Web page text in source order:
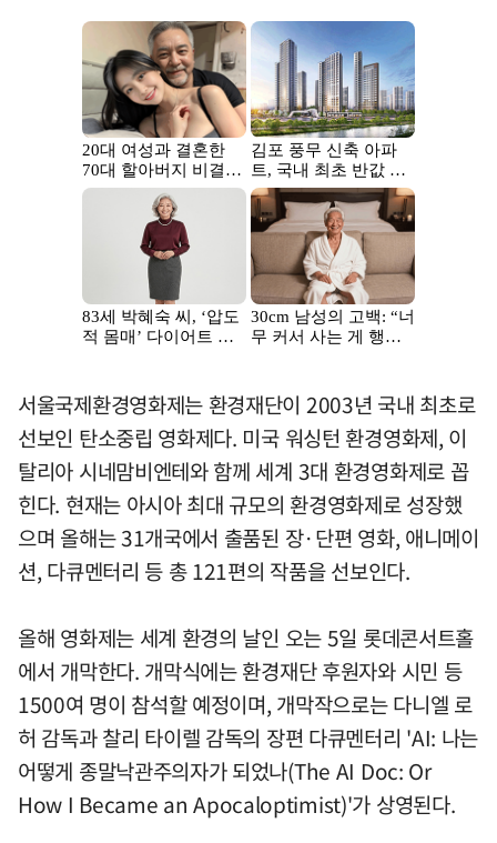
서울국제환경영화제는 환경재단이 2003년 국내 최초로
선보인 탄소중립 영화제다. 미국 워싱턴 환경영화제, 이
탈리아 시네맘비엔테와 함께 세계 3대 환경영화제로 꼽
힌다. 현재는 아시아 최대 규모의 환경영화제로 성장했
으며 올해는 31개국에서 출품된 장·단편 영화, 애니메이
션, 다큐멘터리 등 총 121편의 작품을 선보인다.
올해 영화제는 세계 환경의 날인 오는 5일 롯데콘서트홀
에서 개막한다. 개막식에는 환경재단 후원자와 시민 등
1500여 명이 참석할 예정이며, 개막작으로는 다니엘 로
허 감독과 찰리 타이렐 감독의 장편 다큐멘터리 'AI: 나는
어떻게 종말낙관주의자가 되었나(The AI Doc: Or
How I Became an Apocaloptimist)'가 상영된다.